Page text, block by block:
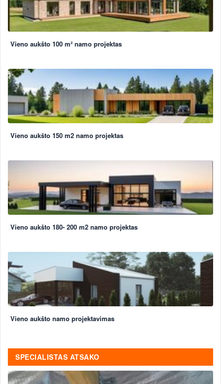
Vieno aukšto 100 m² namo projektas
Vieno aukšto 150 m2 namo projektas
Vieno aukšto 180- 200 m2 namo projektas
Vieno aukšto namo projektavimas
SPECIALISTAS ATSAKO